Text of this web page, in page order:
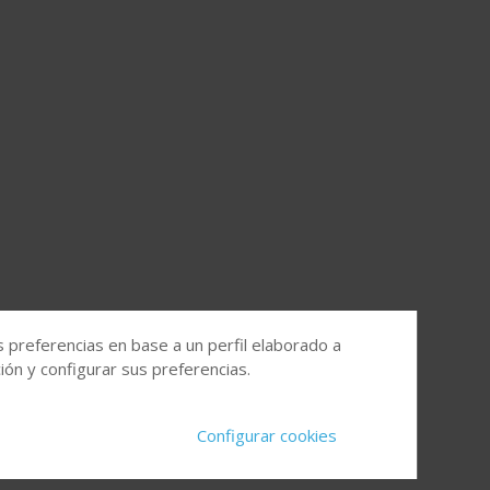
en base a un perfil elaborado a
y configurar sus preferencias.
Configurar cookies